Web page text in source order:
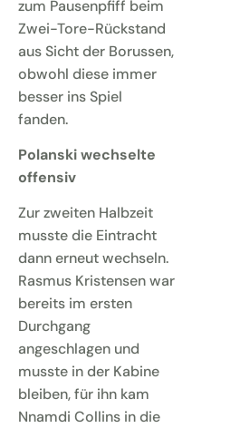
zum Pausenpfiff beim
Zwei-Tore-Rückstand
aus Sicht der Borussen,
obwohl diese immer
besser ins Spiel
fanden.
Polanski wechselte
offensiv
Zur zweiten Halbzeit
musste die Eintracht
dann erneut wechseln.
Rasmus Kristensen war
bereits im ersten
Durchgang
angeschlagen und
musste in der Kabine
bleiben, für ihn kam
Nnamdi Collins in die